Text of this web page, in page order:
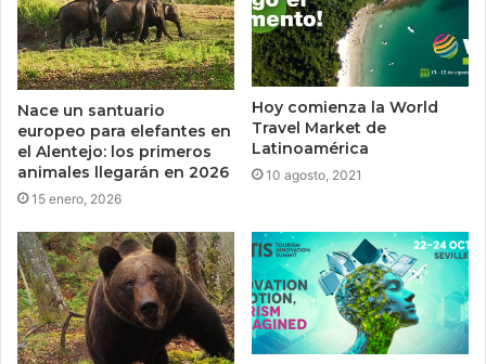
Nace un santuario
europeo para elefantes en
el Alentejo: los primeros
animales llegarán en 2026
15 enero, 2026
Hoy comienza la World
Travel Market de
Latinoamérica
10 agosto, 2021